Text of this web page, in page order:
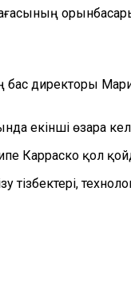
бас директоры
екінші өзара
Карраско қол